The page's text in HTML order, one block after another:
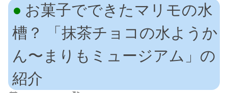
お菓子でできたマリモの水
槽？ 「抹茶チョコの水ようか
ん〜まりもミュージアム」の
紹介